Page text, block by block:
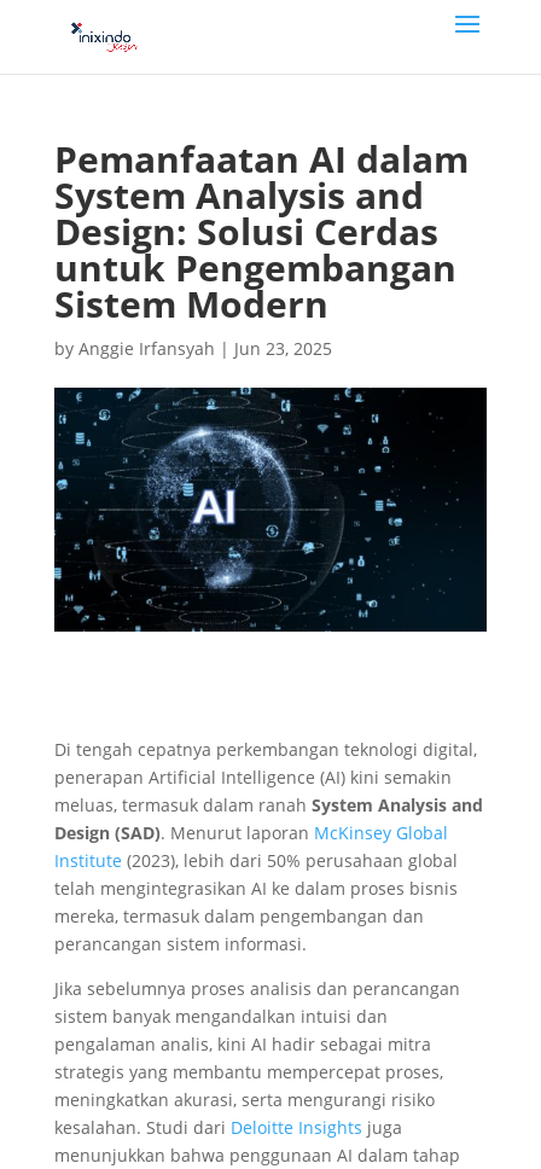
Pemanfaatan AI dalam
System Analysis and
Design: Solusi Cerdas
untuk Pengembangan
Sistem Modern
by Anggie Irfansyah | Jun 23, 2025
Di tengah cepatnya perkembangan teknologi digital,
penerapan Artificial Intelligence (AI) kini semakin
meluas, termasuk dalam ranah System Analysis and
Design (SAD). Menurut laporan McKinsey Global
Institute (2023), lebih dari 50% perusahaan global
telah mengintegrasikan AI ke dalam proses bisnis
mereka, termasuk dalam pengembangan dan
perancangan sistem informasi.
Jika sebelumnya proses analisis dan perancangan
sistem banyak mengandalkan intuisi dan
pengalaman analis, kini AI hadir sebagai mitra
strategis yang membantu mempercepat proses,
meningkatkan akurasi, serta mengurangi risiko
kesalahan. Studi dari Deloitte Insights juga
menunjukkan bahwa penggunaan AI dalam tahap